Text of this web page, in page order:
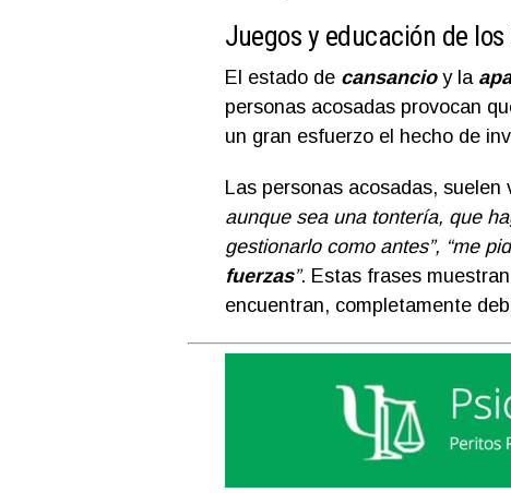
Juegos y educación de los
El estado de cansancioy la
personas acosadas provocan
un gran esfuerzo el hecho de
Las personas acosadas,
aunque sea una tontería, que
gestionarlo como antes”, “me
fuerzas”. Estas frases
encuentran, completamente